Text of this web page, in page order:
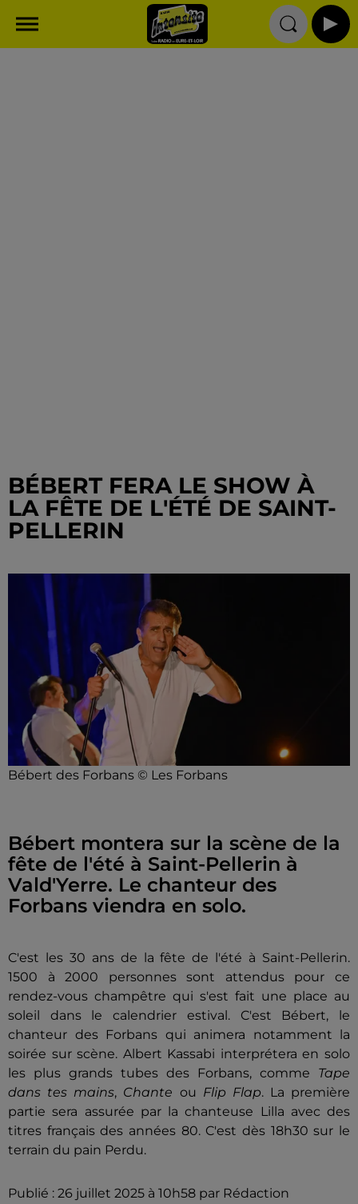
BÉBERT FERA LE SHOW À
LA FÊTE DE L'ÉTÉ DE SAINT-
PELLERIN
Bébert des Forbans © Les Forbans
Bébert montera sur la scène de la
fête de l'été à Saint-Pellerin à
Vald'Yerre. Le chanteur des
Forbans viendra en solo.
C'est les 30 ans de la fête de l'été à Saint-Pellerin.
1500 à 2000 personnes sont attendus pour ce
rendez-vous champêtre qui s'est fait une place au
soleil dans le calendrier estival. C'est Bébert, le
chanteur des Forbans qui animera notamment la
soirée sur scène. Albert Kassabi interprétera en solo
les plus grands tubes des Forbans, comme Tape
dans tes mains, Chante ou Flip Flap. La première
partie sera assurée par la chanteuse Lilla avec des
titres français des années 80. C'est dès 18h30 sur le
terrain du pain Perdu.
Publié : 26 juillet 2025 à 10h58 par Rédaction